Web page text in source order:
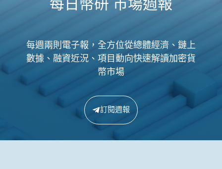
每日幣研 市場週報
每週兩則電子報，全方位從總體經濟、鏈上
數據、融資近況、項目動向快速解讀加密貨
幣市場
訂閱週報